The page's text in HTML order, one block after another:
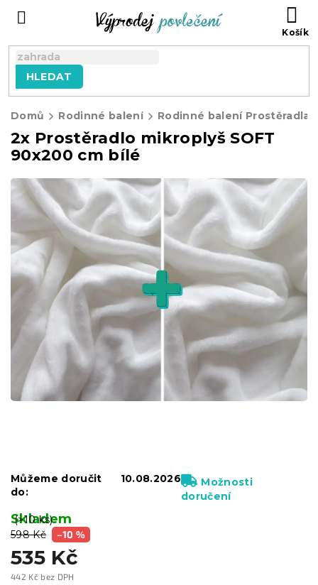
HLEDAT
Domů Rodinné balení Rodinné balení Prostěradla
2x Prostěradlo mikroplyš SOFT
90x200 cm bílé
598 Kč –10 %
535 Kč
442 Kč bez DPH
Skladem
(>10 ks)
Můžeme doručit
do:
10.08.2026
Možnosti
doručení